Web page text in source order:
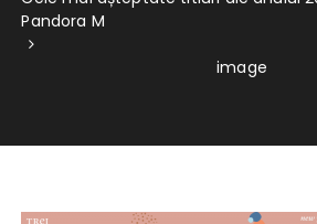
Pandora M
image